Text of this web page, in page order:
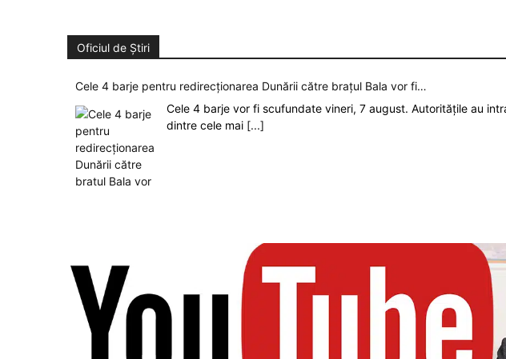
Oficiul de Știri
Cele 4 barje pentru redirecționarea Dunării către brațul Bala vor fi…
Cele 4 barje vor fi scufundate vineri, 7 august. Autoritățile au
dintre cele mai [...]